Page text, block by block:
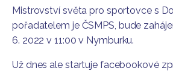
Mistrovství světa pro sportovce s
pořadatelem je ČSMPS, bude
6. 2022 v 11:00 v Nymburku.
Už dnes ale startuje facebookové